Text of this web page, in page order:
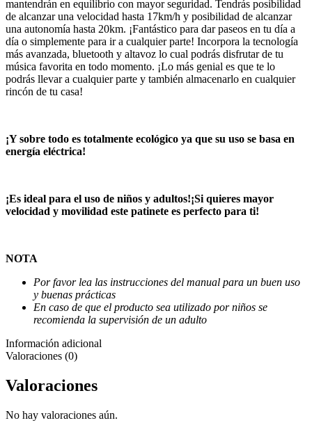
mantendrán en equilibrio con mayor seguridad. Tendrás posibilidad
de alcanzar una velocidad hasta 17km/h y posibilidad de alcanzar
una autonomía hasta 20km. ¡Fantástico para dar paseos en tu día a
día o simplemente para ir a cualquier parte! Incorpora la tecnología
más avanzada, bluetooth y altavoz lo cual podrás disfrutar de tu
música favorita en todo momento. ¡Lo más genial es que te lo
podrás llevar a cualquier parte y también almacenarlo en cualquier
rincón de tu casa!
¡Y sobre todo es totalmente ecológico ya que su uso se basa en
energía eléctrica!
¡Es ideal para el uso de niños y adultos!¡Si quieres mayor
velocidad y movilidad este patinete es perfecto para ti!
NOTA
Por favor lea las instrucciones del manual para un buen uso
y buenas prácticas
En caso de que el producto sea utilizado por niños se
recomienda la supervisión de un adulto
Información adicional
Valoraciones (0)
Valoraciones
No hay valoraciones aún.